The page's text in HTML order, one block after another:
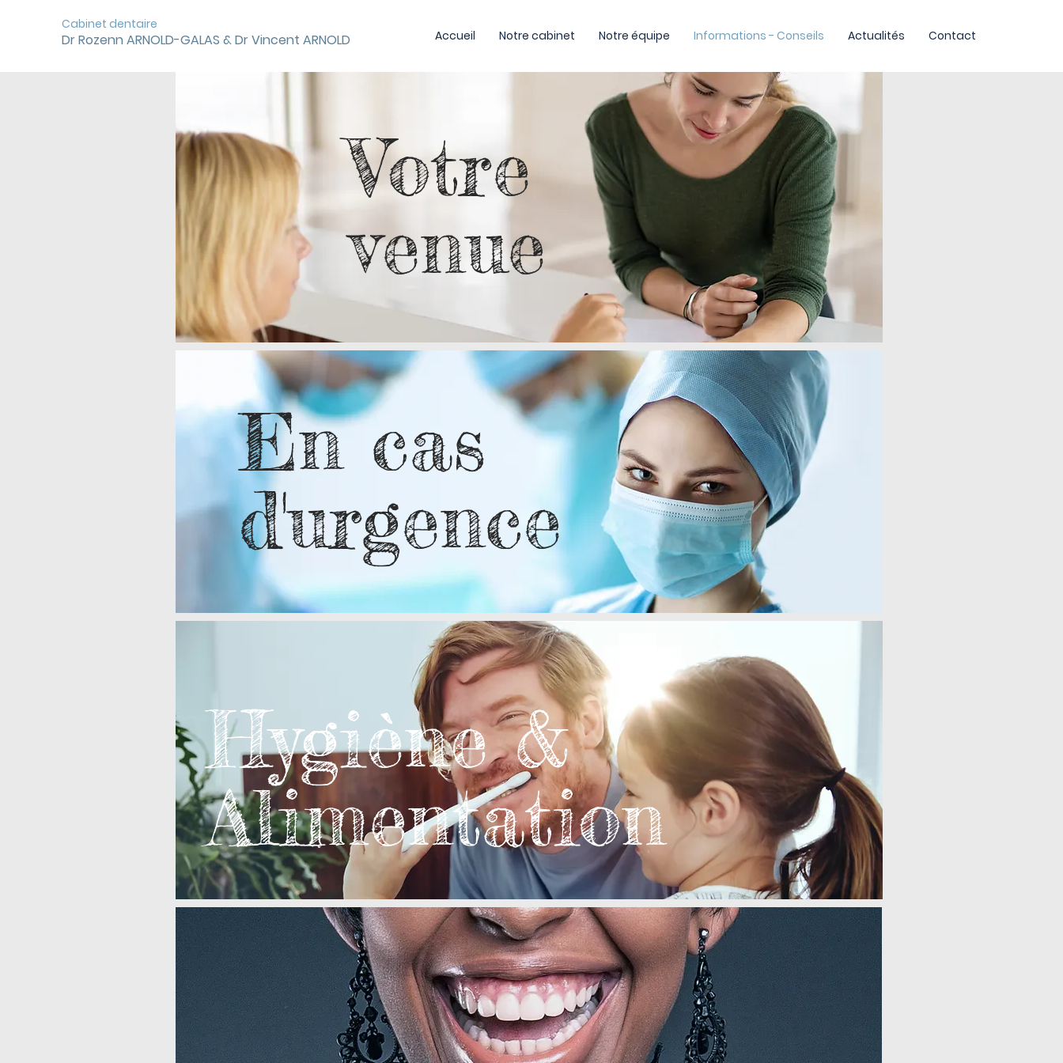
Cabinet dentaire
Dr Rozenn ARNOLD-GALAS & Dr Vincent ARNOLD Accueil Notre cabinet Notre équipe Informations - Conseils Actualités Contact
Votre
venue
En cas
d'urgence
Hygiène &
Alimentation